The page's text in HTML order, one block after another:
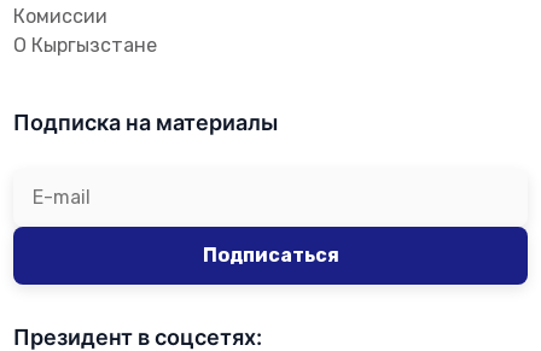
Комиссии
О Кыргызстане
Подписка на материалы
Подписаться
Президент в соцсетях: